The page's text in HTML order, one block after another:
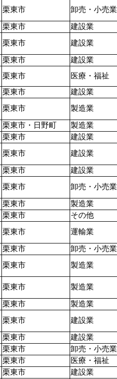
栗東市 卸売・小売業
栗東市 建設業
栗東市 建設業
栗東市 建設業
栗東市 医療・福祉
栗東市 建設業
栗東市 製造業
栗東市・日野町 製造業
栗東市 建設業
栗東市 建設業
栗東市 建設業
栗東市 卸売・小売業
栗東市 製造業
栗東市 その他
栗東市 運輸業
栗東市 卸売・小売業
栗東市 製造業
栗東市 製造業
栗東市 製造業
栗東市 建設業
栗東市 建設業
栗東市 卸売・小売業
栗東市 医療・福祉
栗東市 建設業